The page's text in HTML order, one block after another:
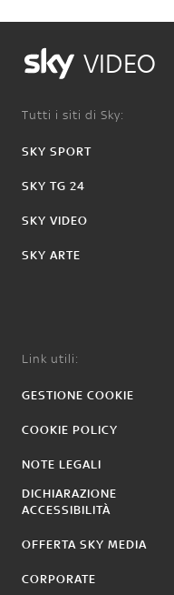
VIDEO
Tutti i siti di Sky:
SKY SPORT
SKY TG 24
SKY VIDEO
SKY ARTE
Link utili:
GESTIONE COOKIE
COOKIE POLICY
NOTE LEGALI
DICHIARAZIONE
ACCESSIBILITÀ
OFFERTA SKY MEDIA
CORPORATE